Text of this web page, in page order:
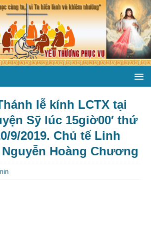
lễ kính LCTX tại
Sỹ lúc 15giờ00′ thứ
9/2019. Chủ tế Linh
Hoàng Chương